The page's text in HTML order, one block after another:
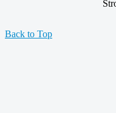
Back to Top